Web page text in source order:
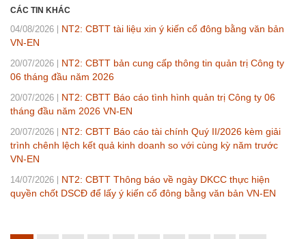
CÁC TIN KHÁC
04/08/2026
NT2: CBTT tài liệu xin ý kiến cổ đông bằng văn bản
VN-EN
20/07/2026
NT2: CBTT bản cung cấp thông tin quản trị Công ty
06 tháng đầu năm 2026
20/07/2026
NT2: CBTT Báo cáo tình hình quản trị Công ty 06
tháng đầu năm 2026 VN-EN
20/07/2026
NT2: CBTT Báo cáo tài chính Quý II/2026 kèm giải
trình chênh lệch kết quả kinh doanh so với cùng kỳ năm trước
VN-EN
14/07/2026
NT2: CBTT Thông báo về ngày DKCC thực hiện
quyền chốt DSCĐ để lấy ý kiến cổ đông bằng văn bản VN-EN